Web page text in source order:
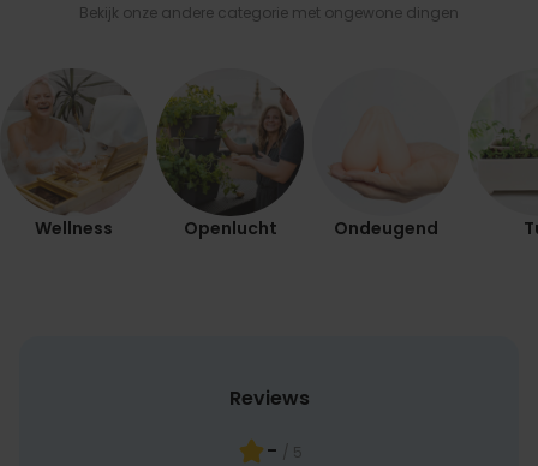
Bekijk onze andere categorie met ongewone dingen
Wellness Openlucht Ondeugend
Reviews
- / 5
MARKETING OVERIGE